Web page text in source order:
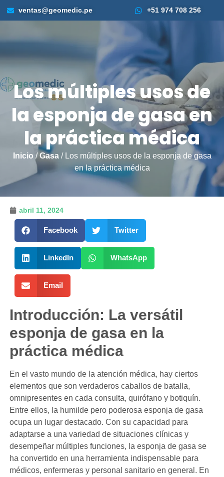
ventas@geomedic.pe +51 974 708 256
Los múltiples usos de
la esponja de gasa en
la práctica médica
Inicio /Gasa/ Los múltiples usos de la esponja de gasa
en la práctica médica
Facebook Twitter
LinkedIn WhatsApp
Email
Introducción: La versátil
esponja de gasa en la
práctica médica
En el vasto mundo de la atención médica, hay ciertos
elementos que son verdaderos caballos de batalla,
omnipresentes en cada consulta, quirófano y botiquín.
Entre ellos, la humilde pero poderosa esponja de gasa
ocupa un lugar destacado. Con su capacidad para
adaptarse a una variedad de situaciones clínicas y
desempeñar múltiples funciones, la esponja de gasa se
ha convertido en una herramienta indispensable para
médicos, enfermeras y personal sanitario en general. En
abril 11, 2024